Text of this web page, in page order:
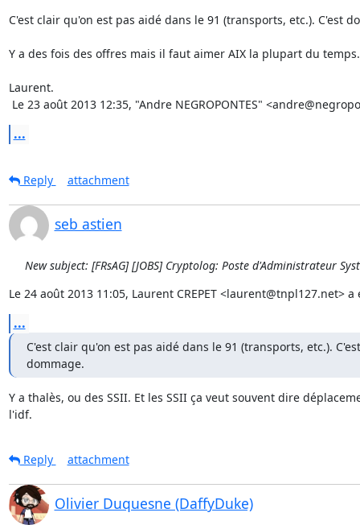
C'est clair qu'on est pas aidé dans le 91 (transports, etc.). C'est
Y a des fois des offres mais il faut aimer AIX la plupart du temps.
Laurent.
Le 23 août 2013 12:35, "Andre NEGROPONTES"
...
Reply attachment
seb astien
New subject: [FRsAG] [JOBS] Cryptolog: Poste d'Administrateur
Le 24 août 2013 11:05, Laurent CREPET <laurent@tnpl127.net> a
...
C'est clair qu'on est pas aidé dans le 91 (transports, etc.). C'est
dommage.
Y a thalès, ou des SSII. Et les SSII ça veut souvent dire
l'idf.
Reply attachment
Olivier Duquesne (DaffyDuke)